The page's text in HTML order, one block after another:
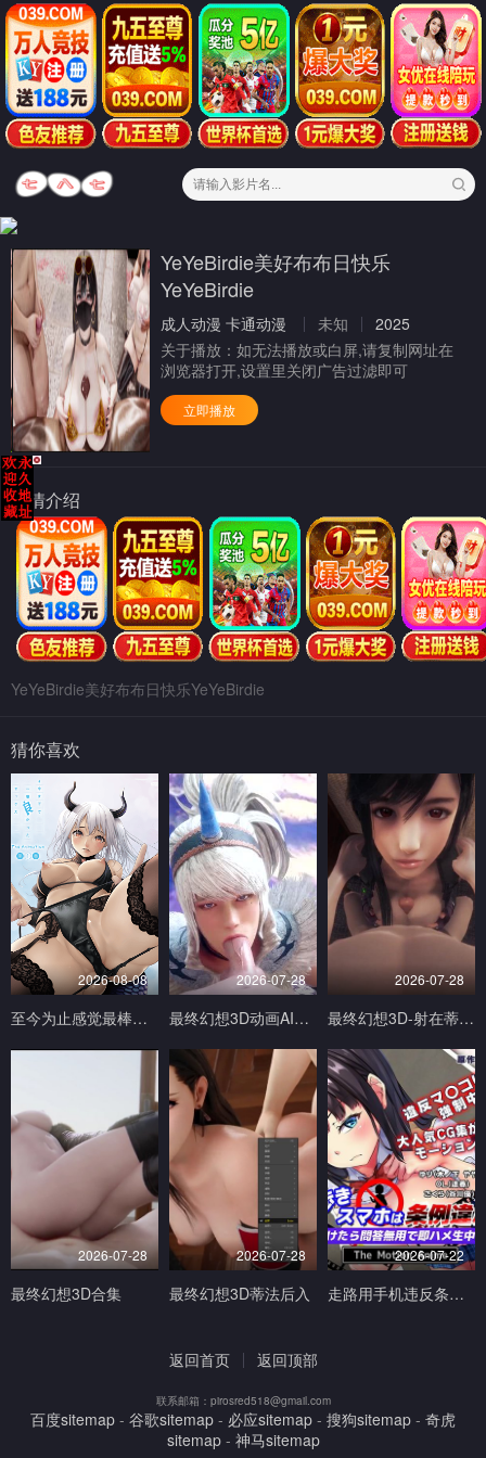
YeYeBirdie美好布布日快乐
YeYeBirdie
成人动漫 卡通动漫 未知
2025
关于播放： 如无法播放或白屏,请复制网址在
浏览器打开,设置里关闭广告过滤即可
立即播放
剧情介绍
YeYeBirdie美好布布日快乐YeYeBirdie
猜你喜欢
2026-08-08
至今为止感觉最棒的一次做爱1
2026-07-28
最终幻想3D动画AI生成完美画质
2026-07-28
最终幻想3D-射在蒂法的奶子小穴和嘴上V
2026-07-28
最终幻想3D合集
2026-07-28
最终幻想3D蒂法后入
2026-07-22
走路用手机违反条例发现到就问答无用马上无套抽插中出TheMotionAnimed_177879
返回首页 返回顶部
联系邮箱：pirosred518@gmail.com
百度sitemap - 谷歌sitemap - 必应sitemap - 搜狗sitemap - 奇虎
sitemap- 神马sitemap